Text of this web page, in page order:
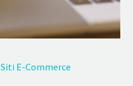
Siti E-Commerce